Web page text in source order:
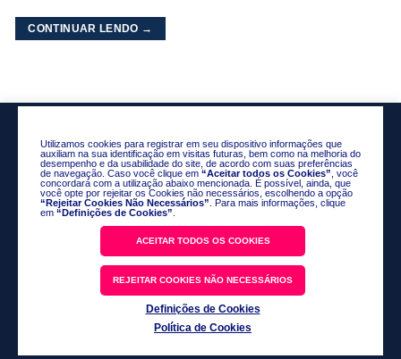
CONTINUAR LENDO →
Política de Privacidade
Código de Conduta
Fale Conosco
@2026 Science Valley Research Institute. Todos os direitos reservados.
Utilizamos cookies para registrar em seu dispositivo informações que
auxiliam na sua identificação em visitas futuras, bem como na melhoria do
desempenho e da usabilidade do site, de acordo com suas preferências
de navegação. Caso você clique em “Aceitar todos os Cookies” , você
concordará com a utilização abaixo mencionada. É possível, ainda, que
você opte por rejeitar os Cookies não necessários, escolhendo a opção
“Rejeitar Cookies Não Necessários” . Para mais informações, clique
em “Definições de Cookies”
ACEITAR TODOS OS COOKIES
REJEITAR COOKIES NÃO NECESSÁRIOS
Definições de Cookies
Política de Cookies